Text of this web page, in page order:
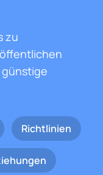
zu
günstige
Richtlinien